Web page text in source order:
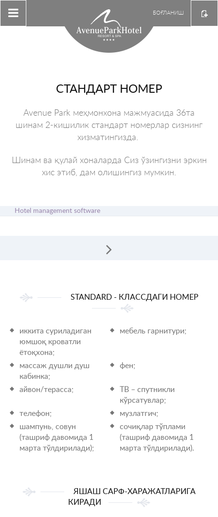
БОҒЛАНИШ
СТАНДАРТ НОМЕР
Avenue Park меҳмонхона мажмуасида 36та
шинам 2-кишилик стандарт номерлар сизнинг
хизматингизда.
Шинам ва қулай хоналарда Сиз ўзингизни эркин
хис этиб, дам олишингиз мумкин.
Hotel management software
STANDARD - КЛАССДАГИ НОМЕР
иккита суриладиган
юмшоқ кроватли
ётоқхона;
мебель гарнитури;
массаж душли душ
кабинка;
фен;
айвон/терасса;
ТВ – спутникли
кўрсатувлар;
телефон;
музлатгич;
шампунь, совун
(ташриф давомида 1
марта тўлдирилади);
сочиқлар тўплами
(ташриф давомида 1
марта тўлдирилади).
ЯШАШ САРФ-ХАРАЖАТЛАРИГА
КИРАДИ